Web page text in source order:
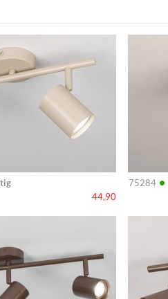
44,90
75284 •
Info
Info